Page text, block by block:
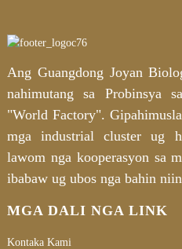
Ang Guangdong Joyan
nahimutang sa Probinsya
"World Factory".
mga industrial cluster ug
lawom nga kooperasyon sa
ibabaw ug ubos nga bahin
MGA DALI NGA LINK
Kontaka Kami